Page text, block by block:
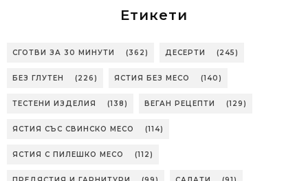
Етикети
СГОТВИ ЗА 30 МИНУТИ (362) ДЕСЕРТИ (245)
БЕЗ ГЛУТЕН (226) ЯСТИЯ БЕЗ МЕСО (140)
ТЕСТЕНИ ИЗДЕЛИЯ (138) ВЕГАН РЕЦЕПТИ (129)
ЯСТИЯ СЪС СВИНСКО МЕСО (114)
ЯСТИЯ С ПИЛЕШКО МЕСО (112)